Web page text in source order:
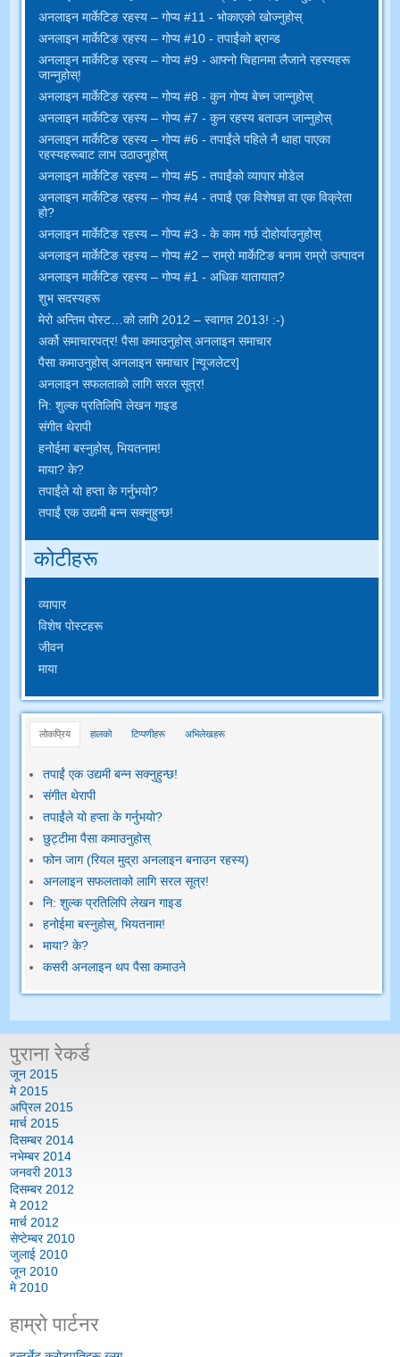
अनलाइन मार्केटिङ रहस्य – गोप्य #11 - भोकाएको खोज्नुहोस्
अनलाइन मार्केटिङ रहस्य – गोप्य #10 - तपाईंको ब्रान्ड
अनलाइन मार्केटिङ रहस्य – गोप्य #9 - आफ्नो चिहानमा लैजाने रहस्यहरू
जान्नुहोस्!
अनलाइन मार्केटिङ रहस्य – गोप्य #8 - कुन गोप्य बेच्न जान्नुहोस्
अनलाइन मार्केटिङ रहस्य – गोप्य #7 - कुन रहस्य बताउन जान्नुहोस्
अनलाइन मार्केटिङ रहस्य – गोप्य #6 - तपाईंले पहिले नै थाहा पाएका
रहस्यहरूबाट लाभ उठाउनुहोस्
अनलाइन मार्केटिङ रहस्य – गोप्य #5 - तपाईंको व्यापार मोडेल
अनलाइन मार्केटिङ रहस्य – गोप्य #4 - तपाईं एक विशेषज्ञ वा एक विक्रेता
हो?
अनलाइन मार्केटिङ रहस्य – गोप्य #3 - के काम गर्छ दोहोर्याउनुहोस्
अनलाइन मार्केटिङ रहस्य – गोप्य #2 – राम्रो मार्केटिङ बनाम राम्रो उत्पादन
अनलाइन मार्केटिङ रहस्य – गोप्य #1 - अधिक यातायात?
शुभ सदस्यहरू
मेरो अन्तिम पोस्ट…को लागि 2012 – स्वागत 2013! :-)
अर्को समाचारपत्र! पैसा कमाउनुहोस् अनलाइन समाचार
पैसा कमाउनुहोस् अनलाइन समाचार [न्यूजलेटर]
अनलाइन सफलताको लागि सरल सूत्र!
नि: शुल्क प्रतिलिपि लेखन गाइड
संगीत थेरापी
हनोईमा बस्नुहोस्, भियतनाम!
माया? के?
तपाईंले यो हप्ता के गर्नुभयो?
तपाईं एक उद्यमी बन्न सक्नुहुन्छ!
कोटीहरू
व्यापार
विशेष पोस्टहरू
जीवन
माया
लोकप्रिय हालको टिप्पणीहरू अभिलेखहरू
तपाईं एक उद्यमी बन्न सक्नुहुन्छ!
संगीत थेरापी
तपाईंले यो हप्ता के गर्नुभयो?
छुट्टीमा पैसा कमाउनुहोस्
फोन जाग (रियल मुद्रा अनलाइन बनाउन रहस्य)
अनलाइन सफलताको लागि सरल सूत्र!
नि: शुल्क प्रतिलिपि लेखन गाइड
हनोईमा बस्नुहोस्, भियतनाम!
माया? के?
कसरी अनलाइन थप पैसा कमाउने
पुराना रेकर्ड
जून 2015
मे 2015
अप्रिल 2015
मार्च 2015
दिसम्बर 2014
नभेम्बर 2014
जनवरी 2013
दिसम्बर 2012
मे 2012
मार्च 2012
सेप्टेम्बर 2010
जुलाई 2010
जून 2010
मे 2010
हाम्रो पार्टनर